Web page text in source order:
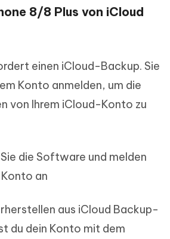
8/8 Plus von iCloud
einen iCloud-Backup. Sie
Konto anmelden, um die
von Ihrem iCloud-Konto zu
die Software und melden
an
aus iCloud Backup-
du dein Konto mit dem